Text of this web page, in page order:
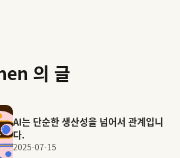
의 글
AI는 단순한 생산성을 넘어서 관계입니
다.
2025-07-15